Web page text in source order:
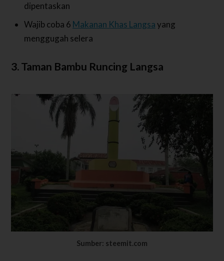
dipentaskan
Wajib coba 6 Makanan Khas Langsayang
menggugah selera
3. Taman Bambu Runcing Langsa
Sumber: steemit.com